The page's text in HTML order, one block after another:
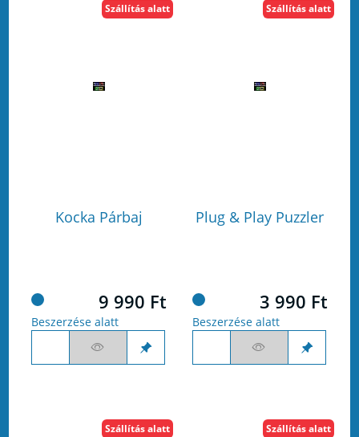
Kocka Párbaj
Szállítás alatt
9 990 Ft
Beszerzése alatt
Plug & Play Puzzler
Szállítás alatt
3 990 Ft
Beszerzése alatt
Szállítás alatt Szállítás alatt